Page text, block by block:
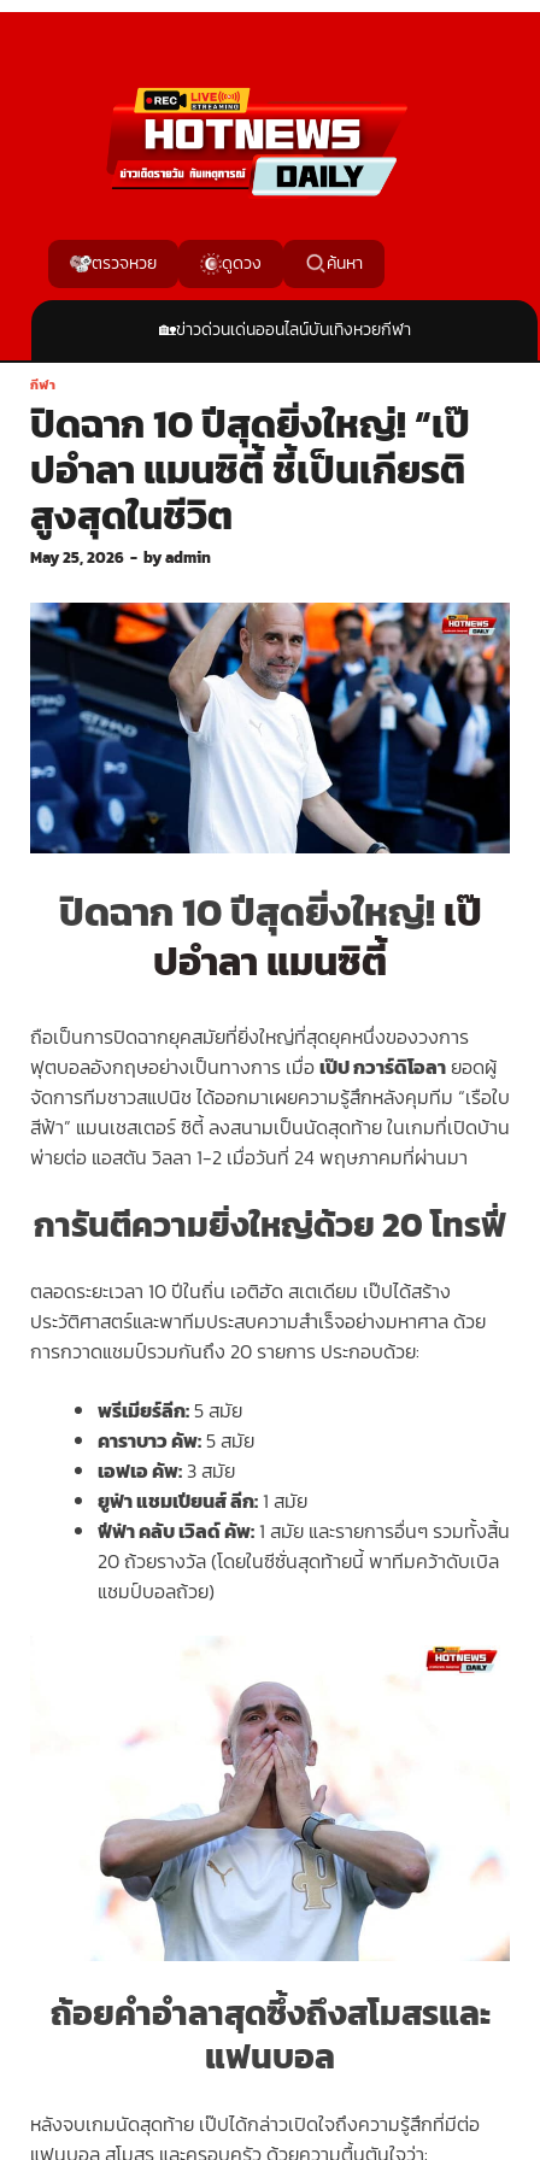
ตรวจหวย ดูดวง ค้นหา
🏡ข่าวด่วนเด่นออนไลน์บันเทิงหวยกีฬา
กีฬา
ปิดฉาก 10 ปีสุดยิ่งใหญ่! “เป๊
ปอำลา แมนซิตี้ ชี้เป็นเกียรติ
สูงสุดในชีวิต
May 25, 2026 - byadmin
ปิดฉาก 10 ปีสุดยิ่งใหญ่!เป๊
ปอำลา แมนซิตี้
ถือเป็นการปิดฉากยุคสมัยที่ยิ่งใหญ่ที่สุดยุคหนึ่งของวงการ
ฟุตบอลอังกฤษอย่างเป็นทางการ เมื่อเป๊ป กวาร์ดิโอลายอดผู้
จัดการทีมชาวสแปนิช ได้ออกมาเผยความรู้สึกหลังคุมทีม “เรือใบ
สีฟ้า” แมนเชสเตอร์ ซิตี้ ลงสนามเป็นนัดสุดท้าย ในเกมที่เปิดบ้าน
พ่ายต่อ แอสตัน วิลลา 1-2 เมื่อวันที่ 24 พฤษภาคมที่ผ่านมา
การันตีความยิ่งใหญ่ด้วย 20 โทรฟี่
ตลอดระยะเวลา 10 ปีในถิ่น เอติฮัด สเตเดียม เป๊ปได้สร้าง
ประวัติศาสตร์และพาทีมประสบความสำเร็จอย่างมหาศาล ด้วย
การกวาดแชมป์รวมกันถึง 20 รายการ ประกอบด้วย:
พรีเมียร์ลีก:5 สมัย
คาราบาว คัพ:5 สมัย
เอฟเอ คัพ:3 สมัย
ยูฟ่า แชมเปียนส์ ลีก:1 สมัย
ฟีฟ่า คลับ เวิลด์ คัพ:1 สมัย และรายการอื่นๆ รวมทั้งสิ้น
20 ถ้วยรางวัล (โดยในซีซั่นสุดท้ายนี้ พาทีมคว้าดับเบิล
แชมป์บอลถ้วย)
ถ้อยคำอำลาสุดซึ้งถึงสโมสรและ
แฟนบอล
หลังจบเกมนัดสุดท้าย เป๊ปได้กล่าวเปิดใจถึงความรู้สึกที่มีต่อ
แฟนบอล สโมสร และครอบครัว ด้วยความตื้นตันใจว่า: